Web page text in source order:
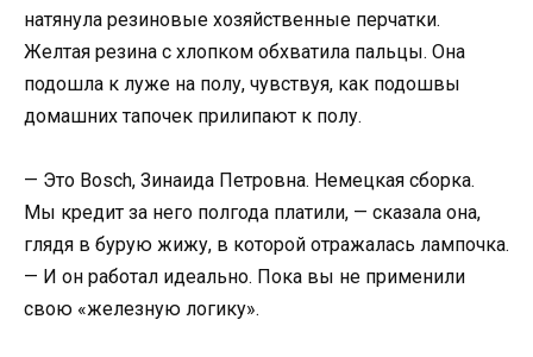
натянула резиновые хозяйственные перчатки.
Желтая резина с хлопком обхватила пальцы. Она
подошла к луже на полу, чувствуя, как подошвы
домашних тапочек прилипают к полу.
— Это Bosch, Зинаида Петровна. Немецкая сборка.
Мы кредит за него полгода платили, — сказала она,
глядя в бурую жижу, в которой отражалась лампочка.
— И он работал идеально. Пока вы не применили
свою «железную логику».